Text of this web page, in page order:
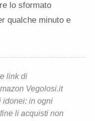
lo sformato
qualche minuto e
link di
Vegolosi.it
idonei: in ogni
li acquisti non